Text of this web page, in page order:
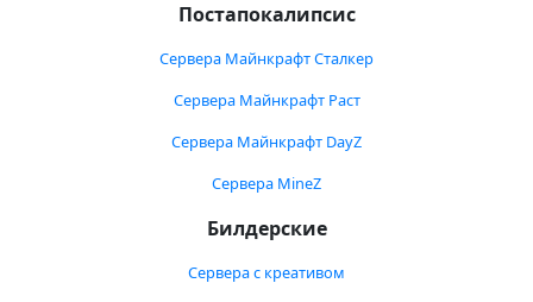
Постапокалипсис
Сервера Майнкрафт Сталкер
Сервера Майнкрафт Раст
Сервера Майнкрафт DayZ
Сервера MineZ
Билдерские
Сервера с креативом